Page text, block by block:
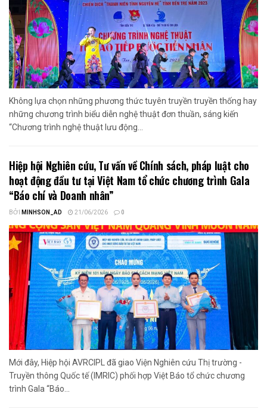
Không lựa chọn những phương thức tuyên truyền truyền thống hay
những chương trình biểu diễn nghệ thuật đơn thuần, sáng kiến
“Chương trình nghệ thuật lưu động...
Hiệp hội Nghiên cứu, Tư vấn về Chính sách, pháp luật cho
hoạt động đầu tư tại Việt Nam tổ chức chương trình Gala
“Báo chí và Doanh nhân”
BỞI MINHSON_AD 21/06/2026 0
Mới đây, Hiệp hội AVRCIPL đã giao Viện Nghiên cứu Thị trường -
Truyền thông Quốc tế (IMRIC) phối hợp Việt Báo tổ chức chương
trình Gala “Báo...